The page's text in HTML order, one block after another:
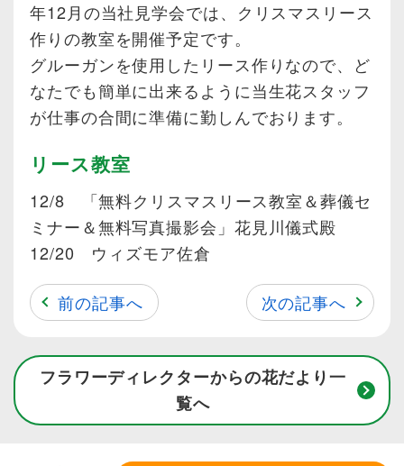
年12月の当社見学会では、クリスマスリース
作りの教室を開催予定です。
グルーガンを使用したリース作りなので、ど
なたでも簡単に出来るように当生花スタッフ
が仕事の合間に準備に勤しんでおります。
リース教室
12/8 「無料クリスマスリース教室＆葬儀セ
ミナー＆無料写真撮影会」花見川儀式殿
12/20 ウィズモア佐倉
前の記事へ 次の記事へ
フラワーディレクターからの花だより一
覧へ